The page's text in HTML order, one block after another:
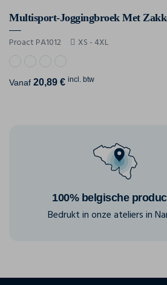
Proact PA1012 XS - 4XL
Vanaf 20,89 € incl. btw
100% belgische
Bedrukt in onze ateliers in